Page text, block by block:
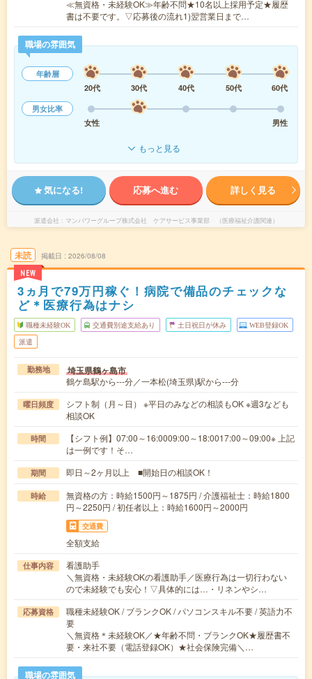
≪無資格・未経験OK≫年齢不問★10名以上採用予定★履歴
書は不要です。▽応募後の流れ1)翌営業日まで…
職場の雰囲気
年齢層
20代
30代 40代 50代
60代
男女比率
女性
男性
もっと見る
気になる! 応募へ進む 詳しく見る
派遣会社 マンパワーグループ株式会社 ケアサービス事業部 （医療福祉介護関連）
未読
NEW
掲載日 2026/08/08
3ヵ月で79万円稼ぐ！病院で備品のチェックな
ど＊医療行為はナシ
職種未経験OK 交通費別途支給あり 土日祝日が休み WEB登録OK
派遣
勤務地 埼玉県鶴ヶ島市
鶴ケ島駅から---分／一本松(埼玉県)駅から---分
曜日頻度
シフト制（月～日） ※平日のみなどの相談もOK ※週3なども
相談OK
時間
【シフト例】07:00～16:0009:00～18:0017:00～09:00※ 上記
は一例です！そ…
期間 即日～2ヶ月以上 ■開始日の相談OK！
時給
無資格の方：時給1500円～1875円 / 介護福祉士：時給1800
円～2250円 / 初任者以上：時給1600円～2000円
交通費
全額支給
仕事内容
看護助手
＼無資格・未経験OKの看護助手／医療行為は一切行わない
ので未経験でも安心！▽具体的には…・リネンやシ…
応募資格
職種未経験OK / ブランクOK / パソコンスキル不要 / 英語力不
要
＼無資格＊未経験OK／★年齢不問・ブランクOK★履歴書不
要・来社不要（電話登録OK）★社会保険完備＼…
職場の雰囲気